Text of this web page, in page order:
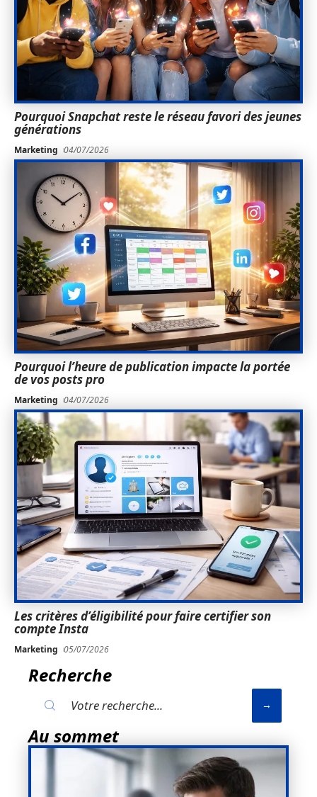
Pourquoi Snapchat reste le réseau favori des jeunes
générations
Marketing 04/07/2026
Pourquoi l’heure de publication impacte la portée
de vos posts pro
Marketing 04/07/2026
Les critères d’éligibilité pour faire certifier son
compte Insta
Marketing 05/07/2026
Recherche
Au sommet